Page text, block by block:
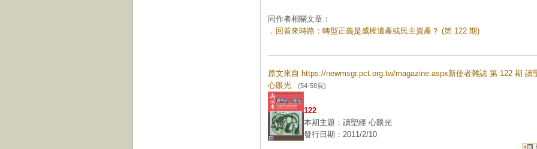
同作者相關文章：
． 回首來時路：轉型正義是威權遺產或民主資產？ (第 122 期)
原文來自 https://newmsgr.pct.org.tw/magazine.aspx新使者雜誌 第 122 期 讀
心眼光 (54-58頁)
122
本期主題：讀聖經 心眼光
發行日期：2011/2/10